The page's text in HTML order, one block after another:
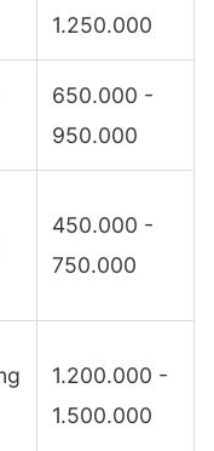
1.250.000
650.000 -
950.000
450.000 -
750.000
1.200.000 -
1.500.000